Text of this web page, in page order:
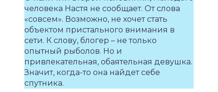
человека Настя не сообщает. От слова
«совсем». Возможно, не хочет стать
объектом пристального внимания в
сети. К слову, блогер – не только
опытный рыболов. Но и
привлекательная, обаятельная девушка.
Значит, когда-то она найдет себе
спутника.